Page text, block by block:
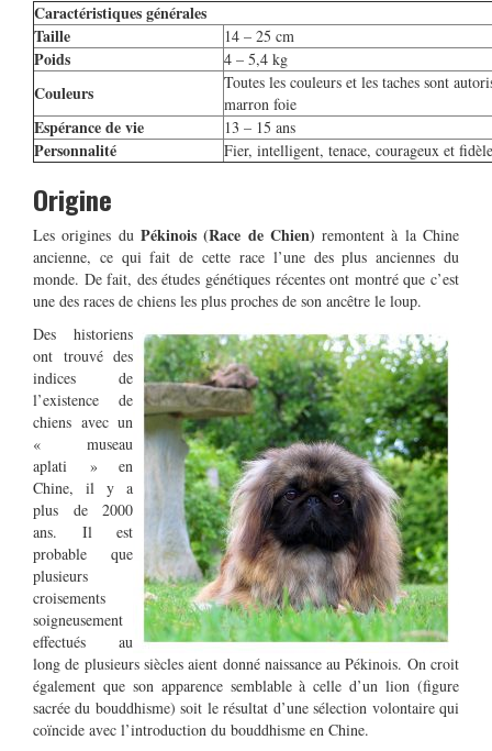
Caractéristiques générales
Taille
14 – 25 cm
Poids 4 – 5,4 kg
Couleurs
Toutes les couleurs et les taches sont
marron foie
Espérance de vie 13 – 15 ans
Personnalité Fier, intelligent, tenace, courageux et fidèle
Origine
Les origines du Pékinois (Race de Chien) remontent à la Chine
ancienne, ce qui fait de cette race l’une des plus anciennes du
monde. De fait, des études génétiques récentes ont montré que c’est
une des races de chiens les plus proches de son ancêtre le loup.
Des historiens
ont trouvé des
indices de
l’existence de
chiens avec un
« museau
aplati » en
Chine, il y a
plus de 2000
ans. Il est
probable que
plusieurs
croisements
soigneusement
effectués au
long de plusieurs siècles aient donné naissance au Pékinois. On croit
également que son apparence semblable à celle d’un lion (figure
sacrée du bouddhisme) soit le résultat d’une sélection volontaire qui
coïncide avec l’introduction du bouddhisme en Chine.